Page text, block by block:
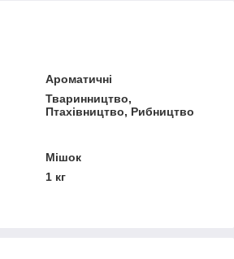
Ароматичні
Тваринництво,
Птахівництво, Рибництво
Мішок
1 кг